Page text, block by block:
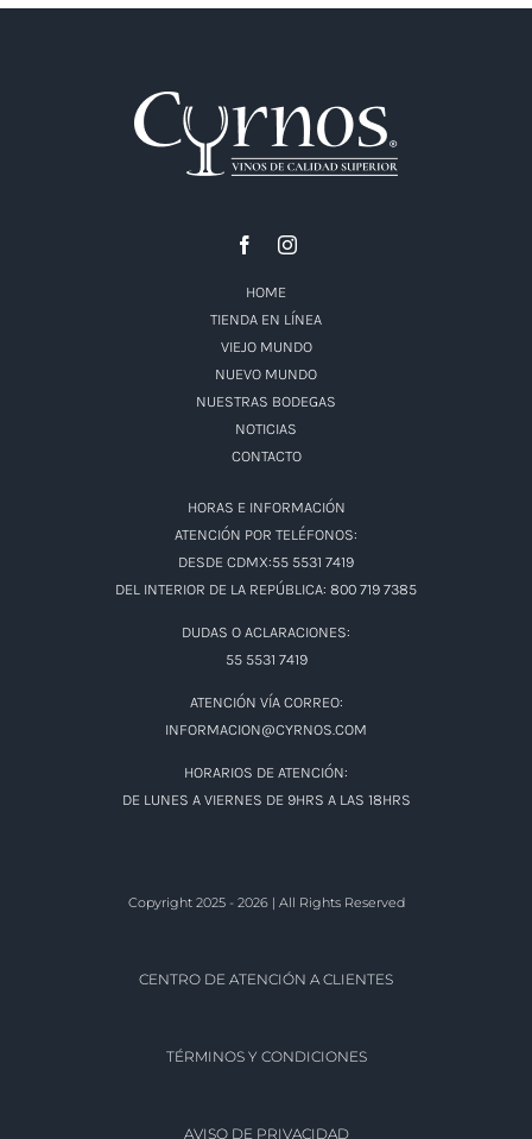
HOME
TIENDA EN LÍNEA
VIEJO MUNDO
NUEVO MUNDO
NUESTRAS BODEGAS
NOTICIAS
CONTACTO
HORAS E INFORMACIÓN
ATENCIÓN POR TELÉFONOS:
DESDE CDMX:55 5531 7419
DEL INTERIOR DE LA REPÚBLICA: 800 719 7385
DUDAS O ACLARACIONES:
55 5531 7419
ATENCIÓN VÍA CORREO:
INFORMACION@CYRNOS.COM
HORARIOS DE ATENCIÓN:
DE LUNES A VIERNES DE 9HRS A LAS 18HRS
Copyright 2025 - 2026 | All Rights Reserved
CENTRO DE ATENCIÓN A CLIENTES
TÉRMINOS Y CONDICIONES
AVISO DE PRIVACIDAD